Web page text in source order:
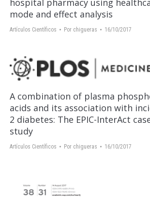
mode and effect analysis
Artículos Científicos Por chigueras 16/10/2017
A combination of plasma
acids and its association with
2 diabetes: The EPIC-InterAct
study
Artículos Científicos Por chigueras 16/10/2017